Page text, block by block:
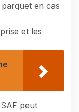
en cas
et les
peut